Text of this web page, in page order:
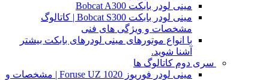
مینی لودر بابکت Bobcat A300
مینی لودر بابکت Bobcat S300 | کاتالوگ
مشخصات و ویژگی های فنی
با انواع موتورهای مینی لودرهای بابکت بیشتر
آشنا شوید.
سری دوم کاتالوگ ها
مینی لودر فوریوز Foruse UZ 1020 | مشخصات و